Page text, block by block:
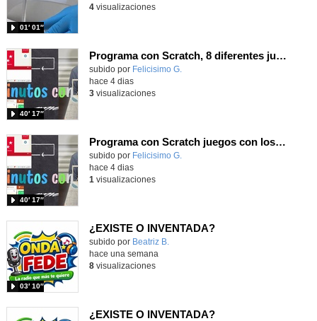
01′ 01″
4visualizaciones
Programa con Scratch, 8 diferentes juegos para vivir la emoción de los partidos de España en el mundial 2026
Contenido educativo.
subido por Felicisimo G.
40′ 17″
hace 4 dias
3visualizaciones
Programa con Scratch juegos con los partidos del mundial 2026 ganados por España
Contenido educativo.
subido por Felicisimo G.
40′ 17″
hace 4 dias
1 visualizaciones
¿EXISTE O INVENTADA?
Contenido educativo.
subido por Beatriz B.
03′ 10″
hace una semana
8visualizaciones
¿EXISTE O INVENTADA?